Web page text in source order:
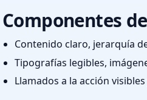
Componentes
Contenido claro, jerarquía
Tipografías legibles,
Llamados a la acción